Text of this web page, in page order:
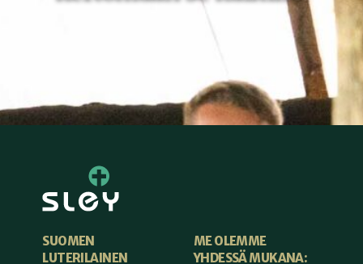
SUOMEN
LUTERILAINEN
ME OLEMME
YHDESSÄ MUKANA: